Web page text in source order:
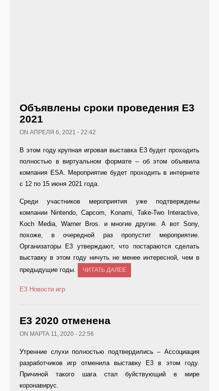
Объявлены сроки проведения Е3
2021
ON АПРЕЛЯ 6, 2021 - 22:42
В этом году крупная игровая выставка Е3 будет проходить
полностью в виртуальном формате – об этом объявила
компания ESA. Мероприятие будет проходить в интернете
с 12 по 15 июня 2021 года.
Среди участников мероприятия уже подтверждены
компании Nintendo, Capcom, Konami, Take-Two Interactive,
Koch Media, Warner Bros. и многие другие. А вот Sony,
похоже, в очередной раз пропустит мероприятие.
Организаторы Е3 утверждают, что постараются сделать
выставку в этом году ничуть не менее интересной, чем в
предыдущие годы.
ЧИТАТЬ ДАЛЕЕ
E3 Новости игр
Е3 2020 отменена
ON МАРТА 11, 2020 - 22:56
Утренние слухи полностью подтвердились – Ассоциация
разработчиков игр отменила выставку E3 в этом году.
Причиной такого шага стал буйствующий в мире
коронавирус.